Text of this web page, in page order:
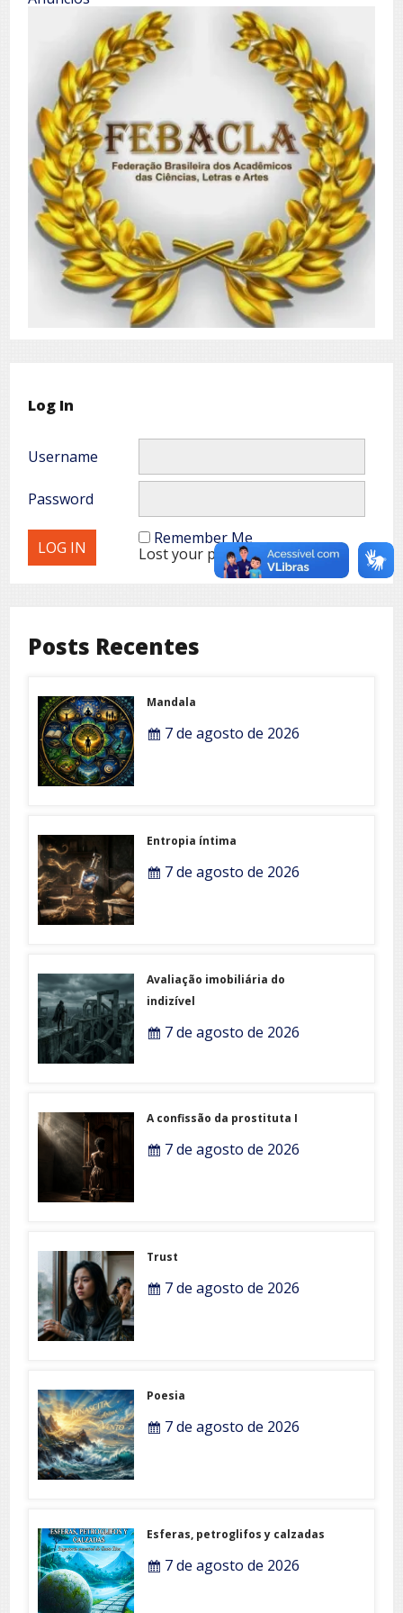
Log In
Username
Password
Remember Me
Lost your password?
Posts Recentes
Mandala
7 de agosto de 2026
Entropia íntima
7 de agosto de 2026
Avaliação imobiliária do
indizível
7 de agosto de 2026
A confissão da prostituta I
7 de agosto de 2026
Trust
7 de agosto de 2026
Poesia
7 de agosto de 2026
Esferas, petroglifos y calzadas
7 de agosto de 2026